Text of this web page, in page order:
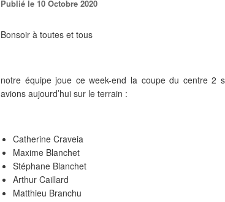
Publié le 10 Octobre 2020
Bonsoir à toutes et tous
notre équipe joue ce week-end la coupe du centre 2
avions aujourd’hui sur le terrain :
Catherine Craveia
Maxime Blanchet
Stéphane Blanchet
Arthur Caillard
Matthieu Branchu